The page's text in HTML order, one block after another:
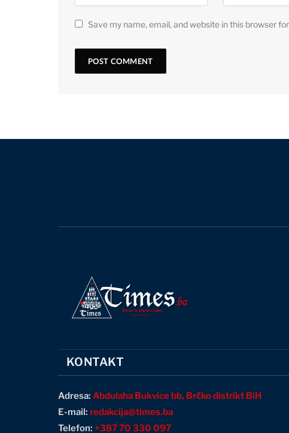
Save my name, email, and website in this browser
KONTAKT
Adresa: Abdulaha Bukvice bb, Brčko distrikt BiH
E-mail: redakcija@times.ba
Telefon: +387 70 330 097